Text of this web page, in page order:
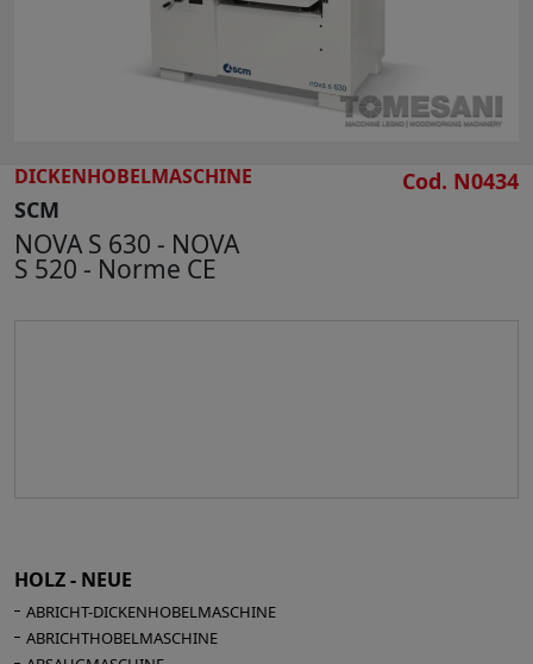
DICKENHOBELMASCHINE
SCM
NOVA S 630 - NOVA
S 520 - Norme CE
Cod. N0434
HOLZ - NEUE
ABRICHT-DICKENHOBELMASCHINE
ABRICHTHOBELMASCHINE